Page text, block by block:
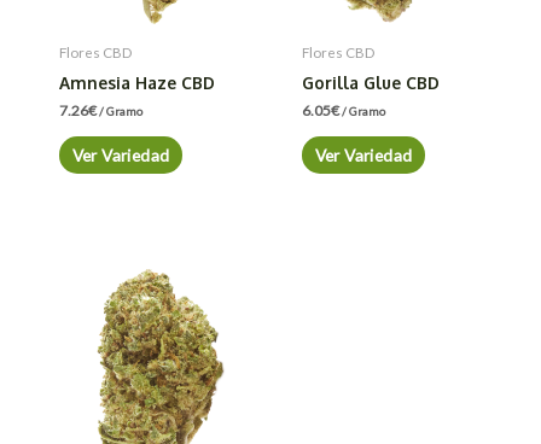
Flores CBD
Amnesia Haze CBD
7.26€/ Gramo
Ver Variedad
Flores CBD
Gorilla Glue CBD
6.05€/ Gramo
Ver Variedad